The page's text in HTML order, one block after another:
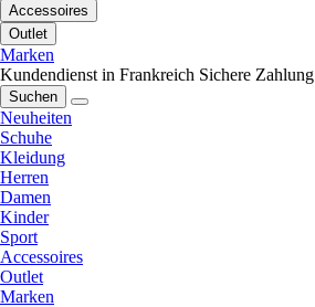
Accessoires
Outlet
Marken
Kundendienst in Frankreich Sichere Zahlung
Suchen
Neuheiten
Schuhe
Kleidung
Herren
Damen
Kinder
Sport
Accessoires
Outlet
Marken